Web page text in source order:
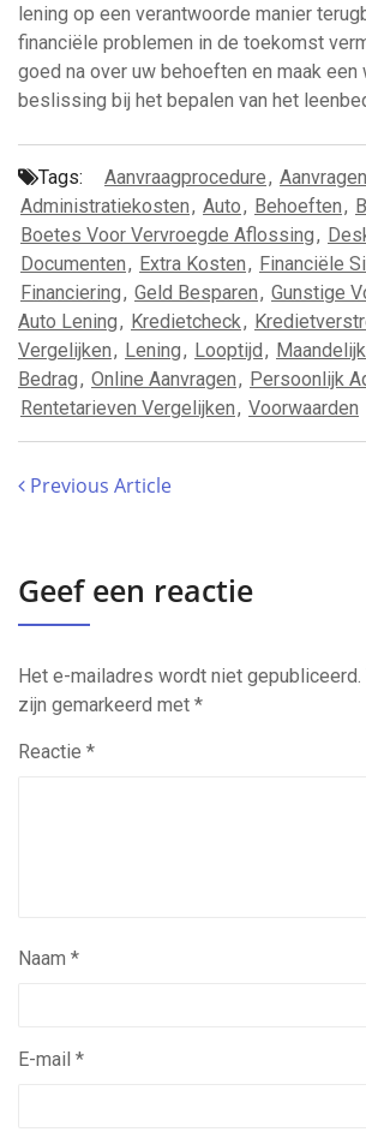
lening op een verantwoorde manier
financiële problemen in de toekomst
goed na over uw behoeften en maak
beslissing bij het bepalen van het
Tags: Aanvraagprocedure, Aanvragen
Administratiekosten, Auto, Behoeften,
Boetes Voor Vervroegde Aflossing,
Documenten, Extra Kosten, Financiële
Financiering, Geld Besparen, Gunstige
Auto Lening, Kredietcheck,
Vergelijken, Lening, Looptijd,
Bedrag, Online Aanvragen, Persoonlijk
Rentetarieven Vergelijken, Voorwaarden
Previous Article
Geef een reactie
Het e-mailadres wordt niet gepubliceerd.
zijn gemarkeerd met *
Reactie *
Naam *
E-mail *